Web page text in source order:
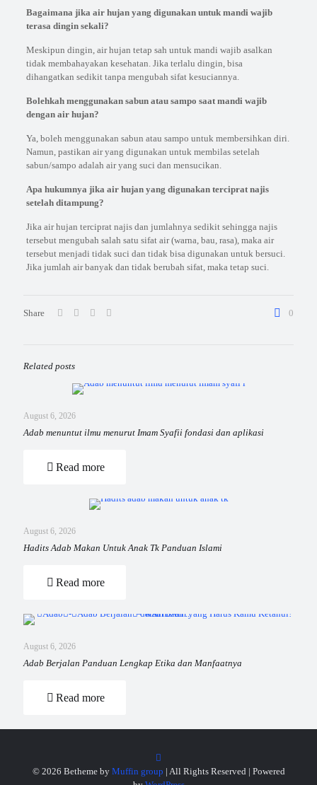
Bagaimana jika air hujan yang digunakan untuk mandi wajib
terasa dingin sekali?
Meskipun dingin, air hujan tetap sah untuk mandi wajib asalkan
tidak membahayakan kesehatan. Jika terlalu dingin, bisa
dihangatkan sedikit tanpa mengubah sifat kesuciannya.
Bolehkah menggunakan sabun atau sampo saat mandi wajib
dengan air hujan?
Ya, boleh menggunakan sabun atau sampo untuk membersihkan diri.
Namun, pastikan air yang digunakan untuk membilas setelah
sabun/sampo adalah air yang suci dan mensucikan.
Apa hukumnya jika air hujan yang digunakan terciprat najis
setelah ditampung?
Jika air hujan terciprat najis dan jumlahnya sedikit sehingga najis
tersebut mengubah salah satu sifat air (warna, bau, rasa), maka air
tersebut menjadi tidak suci dan tidak bisa digunakan untuk bersuci.
Jika jumlah air banyak dan tidak berubah sifat, maka tetap suci.
Share 0
Related posts
August 6, 2026
Adab menuntut ilmu menurut Imam Syafii fondasi dan aplikasi
Read more
August 6, 2026
Hadits Adab Makan Untuk Anak Tk Panduan Islami
Read more
August 6, 2026
Adab Berjalan Panduan Lengkap Etika dan Manfaatnya
Read more
© 2026 Betheme by Muffin group | All Rights Reserved | Powered